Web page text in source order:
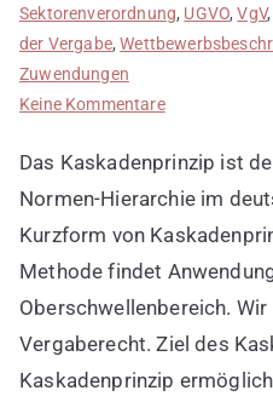
Sektorenverordnung, UGVO,VgV
der Vergabe,
Zuwendungen
Keine Kommentarezu
als
Normen-
Hierarchie
Das Kaskadenprinzip ist
Normen-Hierarchie im
Kurzform von
Methode findet
Oberschwellenbereich.
Vergaberecht. Ziel des
Kaskadenprinzip